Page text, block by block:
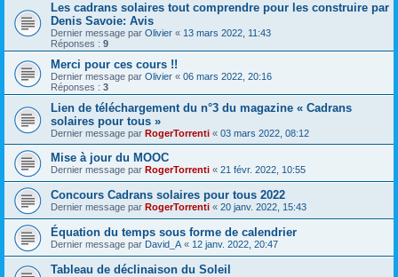
Les cadrans solaires tout comprendre pour les construire par
Denis Savoie: Avis
Dernier message par Olivier « 13 mars 2022, 11:43
Réponses : 9
Merci pour ces cours !!
Dernier message par Olivier « 06 mars 2022, 20:16
Réponses : 3
Lien de téléchargement du n°3 du magazine « Cadrans
solaires pour tous »
Dernier message par RogerTorrenti « 03 mars 2022, 08:12
Mise à jour du MOOC
Dernier message par RogerTorrenti « 21 févr. 2022, 10:55
Concours Cadrans solaires pour tous 2022
Dernier message par RogerTorrenti « 20 janv. 2022, 15:43
Équation du temps sous forme de calendrier
Dernier message par David_A « 12 janv. 2022, 20:47
Tableau de déclinaison du Soleil